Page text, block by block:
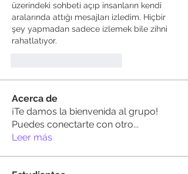
üzerindeki sohbeti açıp insanların kendi
aralarında attığı mesajları izledim. Hiçbir
şey yapmadan sadece izlemek bile zihni
rahatlatıyor.
Acerca de
¡Te damos la bienvenida al grupo!
Puedes conectarte con otro...
Leer más